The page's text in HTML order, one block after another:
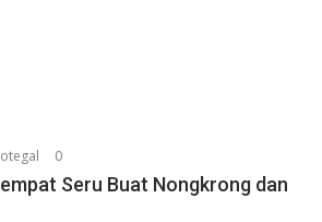
0
Seru Buat Nongkrong dan